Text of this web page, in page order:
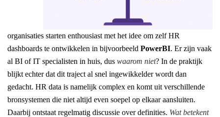
organisaties starten enthousiast met het idee om zelf HR
dashboards te ontwikkelen in bijvoorbeeld PowerBI. Er zijn vaak
al BI of IT specialisten in huis, dus waarom niet? In de praktijk
blijkt echter dat dit traject al snel ingewikkelder wordt dan
gedacht. HR data is namelijk complex en komt uit verschillende
bronsystemen die niet altijd even soepel op elkaar aansluiten.
Daarbij ontstaat regelmatig discussie over definities. Wat betekent